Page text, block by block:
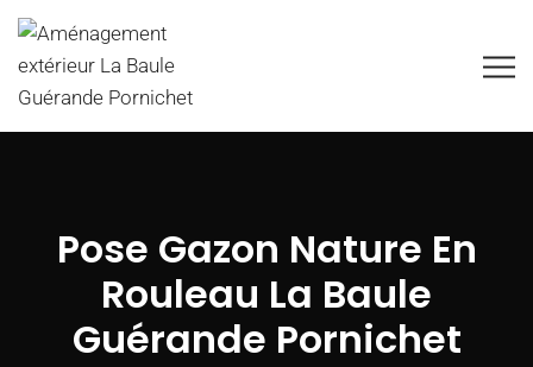
Pose Gazon Nature En
Rouleau La Baule
Guérande Pornichet